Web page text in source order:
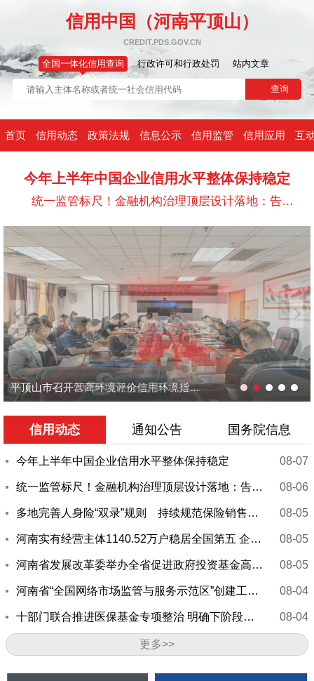
信用中国（河南平顶山）
CREDIT.PDS.GOV.CN
全国一体化信用查询 行政许可和行政处罚 站内文章
首页 信用动态 政策法规 信息公示 信用监管 信用应用 互
今年上半年中国企业信用水平整体保持稳定
统一监管标尺！金融机构治理顶层设计落地：告别“治乱”，锚定“长治”
平顶山市召开营商环境评价信用环境指标提升工作推进会
平顶山市召开2025年度社会信用体系建设重点工作推进会
信用动态 通知公告 国务院信息
今年上半年中国企业信用水平整体保持稳定 08-07
统一监管标尺！金融机构治理顶层设计落地：告别“治乱”... 08-06
多地完善人身险“双录”规则 持续规范保险销售行为 08-05
河南实有经营主体1140.52万户稳居全国第五 企业... 08-05
河南省发展改革委举办全省促进政府投资基金高质量发展专... 08-05
河南省“全国网络市场监管与服务示范区”创建工作在全国... 08-04
十部门联合推进医保基金专项整治 明确下阶段六大工作重... 08-04
更多>>